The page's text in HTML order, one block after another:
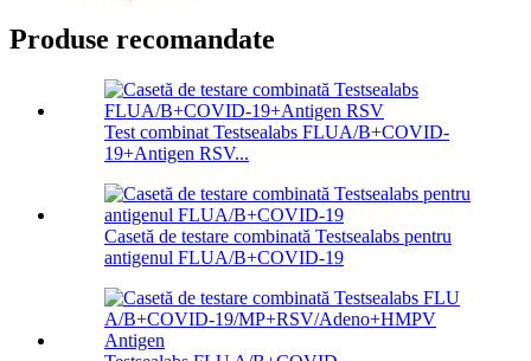
Produse recomandate
Test combinat Testsealabs FLUA/B+COVID-
19+Antigen RSV...
Casetă de testare combinată Testsealabs pentru
antigenul FLUA/B+COVID-19